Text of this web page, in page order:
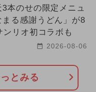
本のせの限定メニュ
まる感謝うどん」が8
ンリオ初コラボも
2026-08-06
とみる